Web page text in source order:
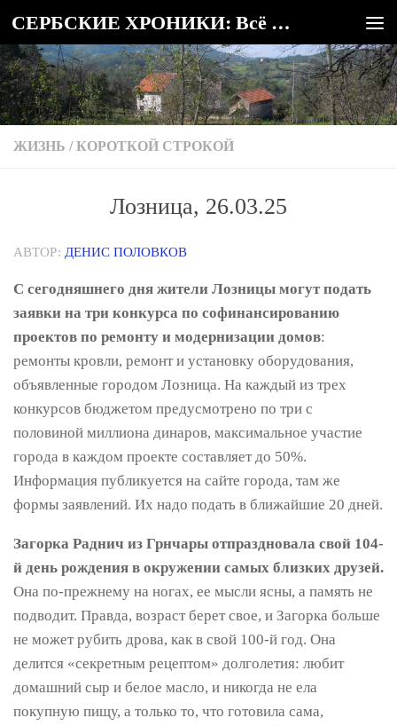
Под записью СЕРБСКИЕ ХРОНИКИ: Всё о Сербии
ЖИЗНЬ / КОРОТКОЙ СТРОКОЙ
Лозница, 26.03.25
АВТОР: ДЕНИС ПОЛОВКОВ
С сегодняшнего дня жители Лозницы могут подать
заявки на три конкурса по софинансированию
проектов по ремонту и модернизации домов:
ремонты кровли, ремонт и установку оборудования,
объявленные городом Лозница. На каждый из трех
конкурсов бюджетом предусмотрено по три с
половиной миллиона динаров, максимальное участие
города в каждом проекте составляет до 50%.
Информация публикуется на сайте города, там же
формы заявлений. Их надо подать в ближайшие 20 дней.
Загорка Раднич из Грнчары отпраздновала свой 104-
й день рождения в окружении самых близких друзей.
Она по-прежнему на ногах, ее мысли ясны, а память не
подводит. Правда, возраст берет свое, и Загорка больше
не может рубить дрова, как в свой 100-й год. Она
делится «секретным рецептом» долголетия: любит
домашний сыр и белое масло, и никогда не ела
покупную пищу, а только то, что готовила сама,